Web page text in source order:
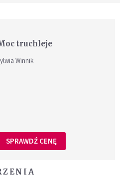
truchleje
Winnik
SPRAWDŹ CENĘ